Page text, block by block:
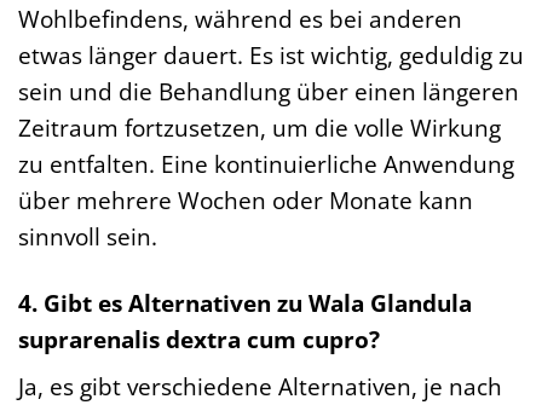
Wohlbefindens, während es bei anderen
etwas länger dauert. Es ist wichtig, geduldig zu
sein und die Behandlung über einen längeren
Zeitraum fortzusetzen, um die volle Wirkung
zu entfalten. Eine kontinuierliche Anwendung
über mehrere Wochen oder Monate kann
sinnvoll sein.
4. Gibt es Alternativen zu Wala Glandula
suprarenalis dextra cum cupro?
Ja, es gibt verschiedene Alternativen, je nach